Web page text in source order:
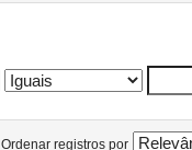
Ordenar registros por